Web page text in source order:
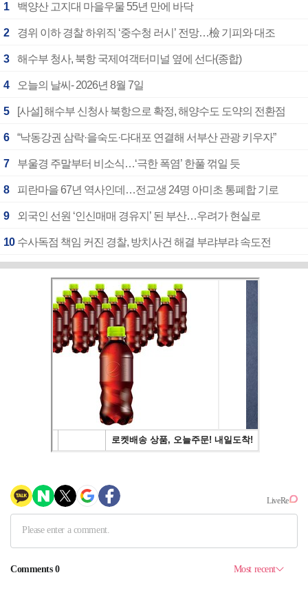
1 백양산 고지대 마을우물 55년 만에 바닥
2 경위 이하 경찰 하위직 ‘중수청 러시’ 전망…檢 기피와 대조
3 해수부 청사, 북항 국제여객터미널 옆에 선다(종합)
4 오늘의 날씨- 2026년 8월 7일
5 [사설] 해수부 신청사 북항으로 확정, 해양수도 도약의 전환점
6 “낙동강권 삼락·을숙도·다대포 연결해 서부산 관광 키우자”
7 부울경 주말부터 비소식…‘극한 폭염’ 한풀 꺾일 듯
8 피란마을 67년 역사인데…전교생 24명 아미초 통폐합 기로
9 외국인 선원 ‘인신매매 경유지’ 된 부산…우려가 현실로
10 수사독점 책임 커진 경찰, 방치사건 해결 부랴부랴 속도전